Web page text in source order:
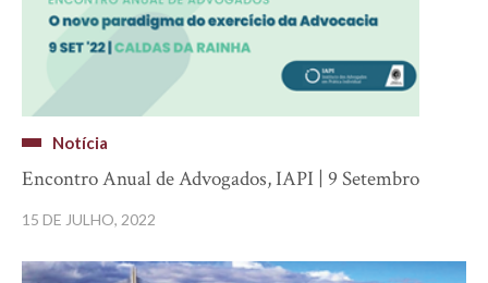
Notícia
Encontro Anual de Advogados, IAPI | 9 Setembro
15 DE JULHO, 2022